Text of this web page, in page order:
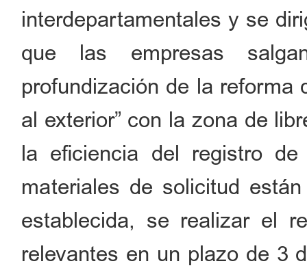
interdepartamentales y se
que las empresas
profundización de la reforma
al exterior” con la zona de
la eficiencia del registro
materiales de solicitud
establecida, se realizar el
relevantes en un plazo de 3